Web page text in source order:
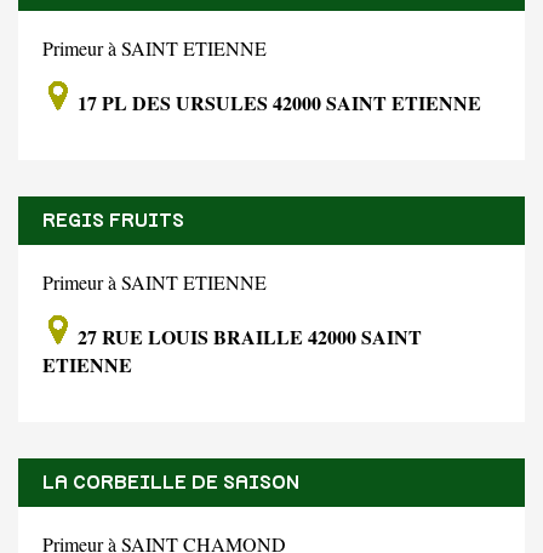
Primeur à SAINT ETIENNE
17 PL DES URSULES 42000 SAINT ETIENNE
REGIS FRUITS
Primeur à SAINT ETIENNE
27 RUE LOUIS BRAILLE 42000 SAINT
ETIENNE
LA CORBEILLE DE SAISON
Primeur à SAINT CHAMOND